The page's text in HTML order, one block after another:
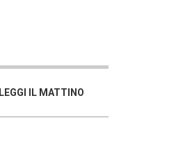
LEGGI IL MATTINO